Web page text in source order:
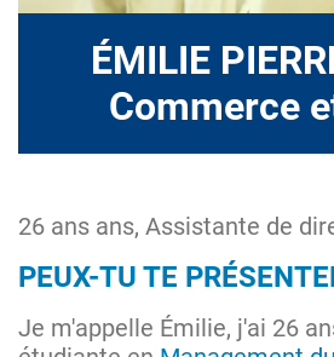
ÉMILIE
Commerce
26 ans ans, Assistante de
PEUX-TU TE
Je m'appelle Émilie, j'ai 26